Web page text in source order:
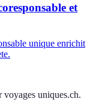
et
unique enrichit
voyages uniques.ch.